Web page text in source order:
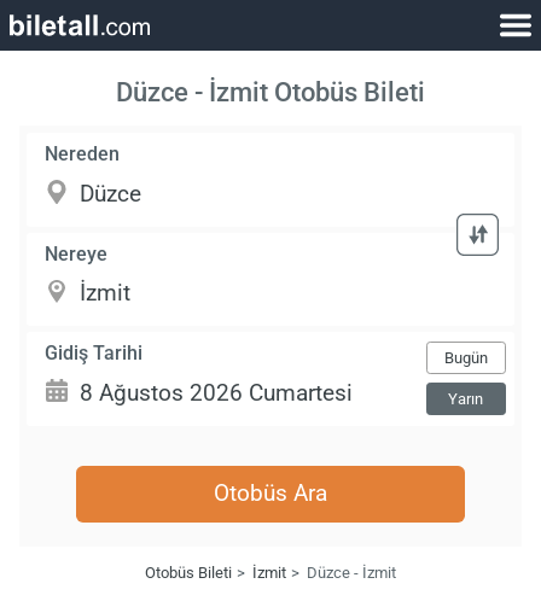
Düzce - İzmit Otobüs Bileti
Nereden
Nereye
Gidiş Tarihi Bugün
Yarın
Otobüs Ara
Otobüs Bileti İzmit Düzce - İzmit